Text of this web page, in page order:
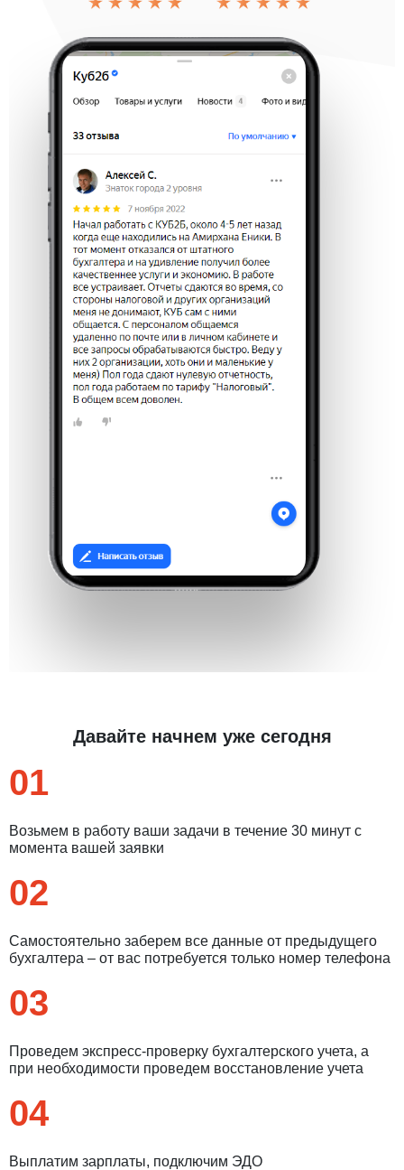
Давайте начнем уже сегодня
01
Возьмем в работу ваши задачи в течение 30 минут с
момента вашей заявки
02
Самостоятельно заберем все данные от предыдущего
бухгалтера – от вас потребуется только номер телефона
03
Проведем экспресс-проверку бухгалтерского учета, а
при необходимости проведем восстановление учета
04
Выплатим зарплаты, подключим ЭДО